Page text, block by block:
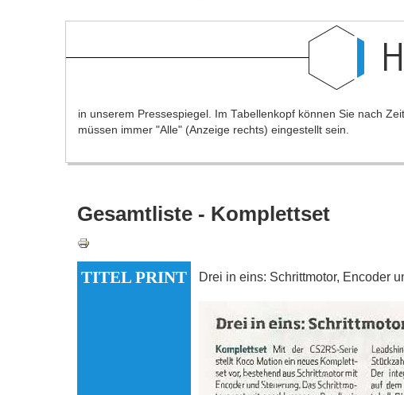
in unserem Pressespiegel. Im Tabellenkopf können Sie nach
müssen immer "Alle" (Anzeige rechts) eingestellt sein.
Gesamtliste - Komplettset
TITEL PRINT Drei in eins: Schrittmotor, Encoder